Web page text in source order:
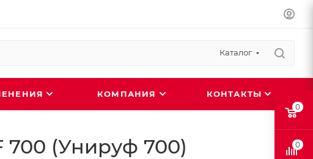
Каталог
КОМПАНИЯ КОНТАКТЫ
700 (Унируф 700)
0
0